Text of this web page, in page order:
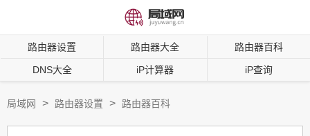
路由器设置 路由器大全 路由器百科
DNS大全 iP计算器 iP查询
局域网 > 路由器设置 > 路由器百科